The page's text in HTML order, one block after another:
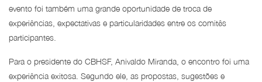
evento foi também uma grande oportunidade de troca de
experiências, expectativas e particularidades entre os comitês
participantes.
Para o presidente do CBHSF, Anivaldo Miranda, o encontro foi uma
experiência exitosa. Segundo ele, as propostas, sugestões e